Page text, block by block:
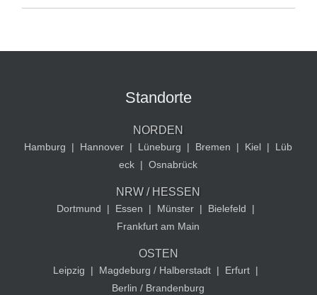
Standorte
NORDEN
Hamburg | Hannover | Lüneburg | Bremen | Kiel |
Lüb
eck | Osnabrück
NRW / HESSEN
Dortmund | Essen | Münster | Bielefeld
|
Frankfurt am Main
OSTEN
Leipzig | Magdeburg / Halberstadt | Erfurt |
Berlin / Brandenburg